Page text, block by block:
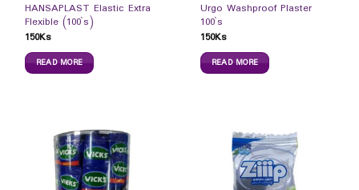
HANSAPLAST Elastic Extra
Flexible (100`s)
150Ks
READ MORE
Urgo Washproof Plaster
100`s
150Ks
READ MORE